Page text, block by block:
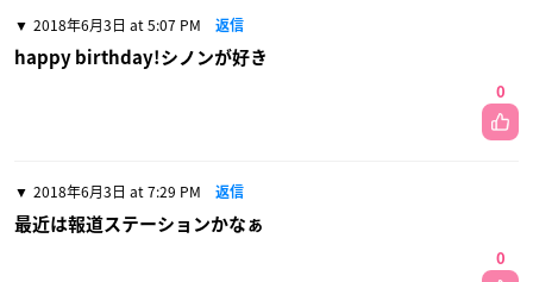
2018年6月3日 at 5:07 PM 返信
happy birthday!シノンが好き
0
2018年6月3日 at 7:29 PM 返信
最近は報道ステーションかなぁ
0